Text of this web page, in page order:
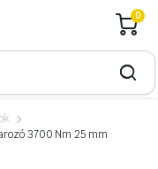
0
3700 Nm 25 mm